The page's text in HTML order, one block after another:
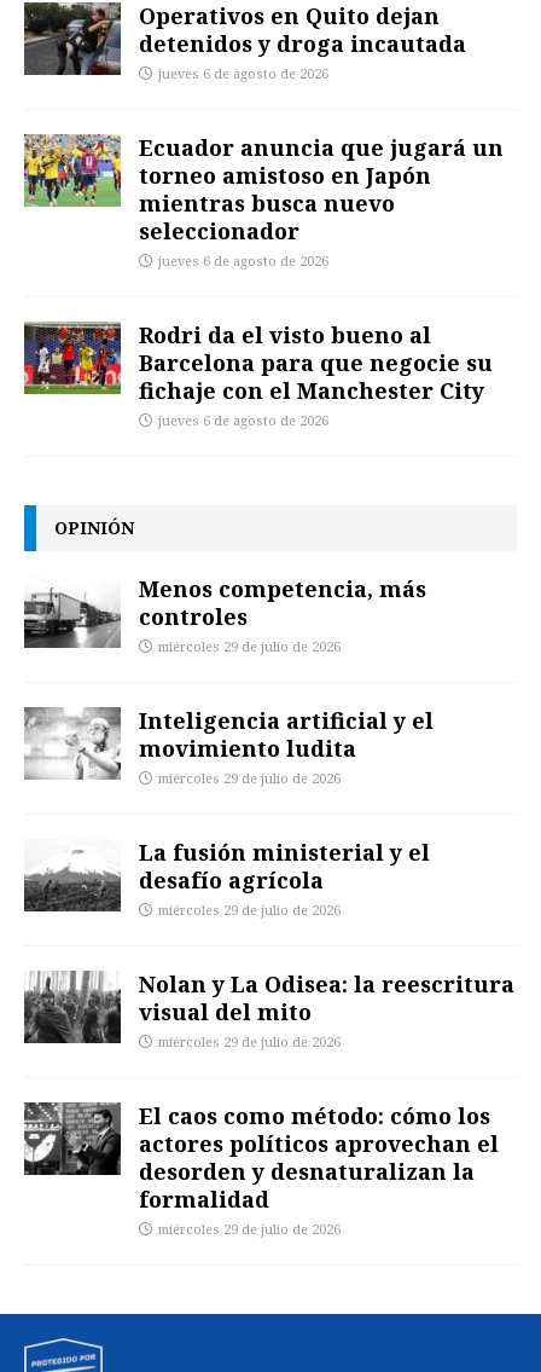
Operativos en Quito dejan
detenidos y droga incautada
jueves 6 de agosto de 2026
Ecuador anuncia que jugará un
torneo amistoso en Japón
mientras busca nuevo
seleccionador
jueves 6 de agosto de 2026
Rodri da el visto bueno al
Barcelona para que negocie su
fichaje con el Manchester City
jueves 6 de agosto de 2026
OPINIÓN
Menos competencia, más
controles
miércoles 29 de julio de 2026
Inteligencia artificial y el
movimiento ludita
miércoles 29 de julio de 2026
La fusión ministerial y el
desafío agrícola
miércoles 29 de julio de 2026
Nolan y La Odisea: la reescritura
visual del mito
miércoles 29 de julio de 2026
El caos como método: cómo los
actores políticos aprovechan el
desorden y desnaturalizan la
formalidad
miércoles 29 de julio de 2026